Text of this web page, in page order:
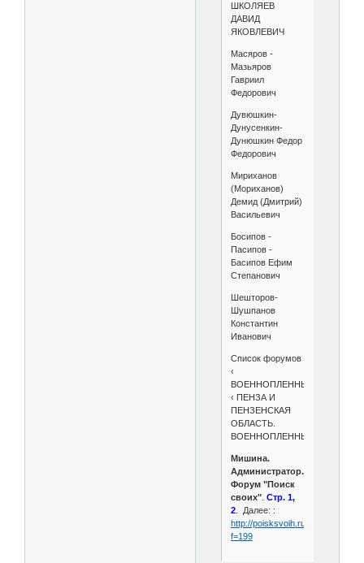
ШКОЛЯЕВ
ДАВИД
ЯКОВЛЕВИЧ
Масяров -
Мазьяров
Гавриил
Федорович
Дувюшкин-
Дунусенкин-
Дунюшкин Федор
Федорович
Мириханов
(Мориханов)
Демид (Дмитрий)
Васильевич
Босипов -
Пасипов -
Басипов Ефим
Степанович
Шешторов-
Шушпанов
Константин
Иванович
Список форумов
‹
ВОЕННОПЛЕННЫЕ
‹ ПЕНЗА И
ПЕНЗЕНСКАЯ
ОБЛАСТЬ.
ВОЕННОПЛЕННЫЕ.
Мишина.
Администратор.
Форум "Поиск
своих". Стр. 1,
2. Далее: :
http://poisksvoih.ru/
f=199